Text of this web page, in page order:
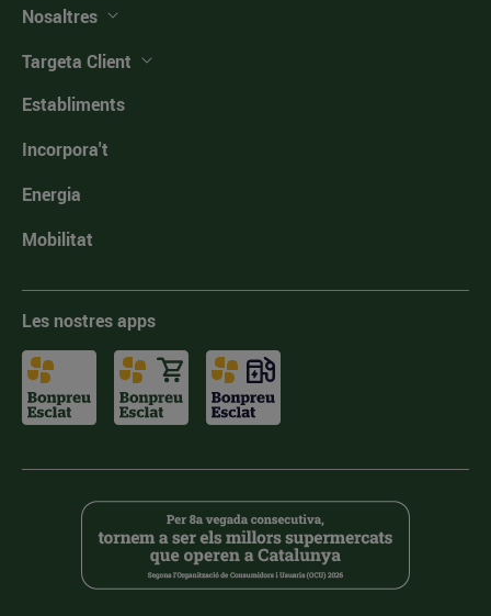
Nosaltres
Targeta Client
Establiments
Incorpora't
Energia
Mobilitat
Les nostres apps